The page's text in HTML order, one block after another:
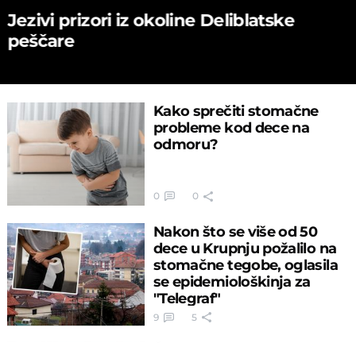
Jezivi prizori iz okoline Deliblatske
peščare
Kako sprečiti stomačne
probleme kod dece na
odmoru?
0 0
Nakon što se više od 50
dece u Krupnju požalilo na
stomačne tegobe, oglasila
se epidemiološkinja za
"Telegraf"
9 5